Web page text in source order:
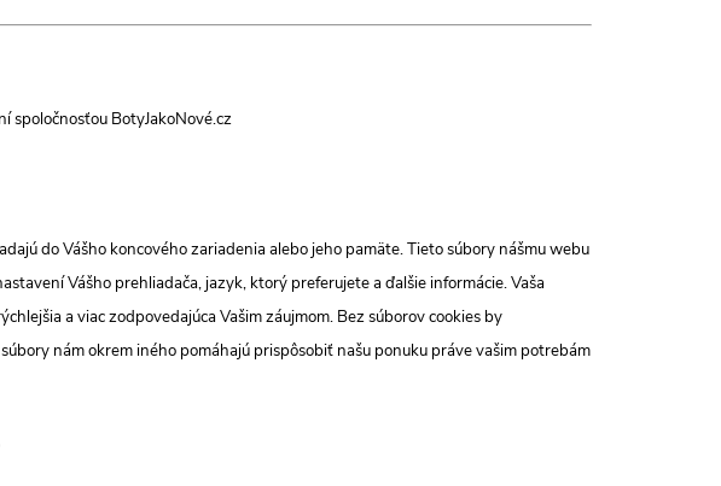
spoločnosťou BotyJakoNové.cz
do Vášho koncového zariadenia alebo jeho pamäte. Tieto súbory nášmu webu
Vášho prehliadača, jazyk, ktorý preferujete a ďalšie informácie. Vaša
a viac zodpovedajúca Vašim záujmom. Bez súborov cookies by
nám okrem iného pomáhajú prispôsobiť našu ponuku práve vašim potrebám